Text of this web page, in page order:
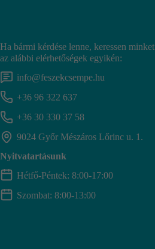
Ha bármi kérdése lenne, keressen minket
az alábbi elérhetőségek egyikén:
info@feszekcsempe.hu
+36 96 322 637
+36 30 330 37 58
9024 Győr Mészáros Lőrinc u. 1.
Nyitvatartásunk
Hétfő-Péntek: 8:00-17:00
Szombat: 8:00-13:00